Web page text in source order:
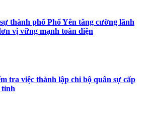
thành phố Phổ Yên tăng cường lãnh
vị vững mạnh toàn diện
tra việc thành lập chi bộ quân sự cấp
tỉnh